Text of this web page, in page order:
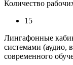
Количество
15
Лингафонные
системами (аудио,
современного